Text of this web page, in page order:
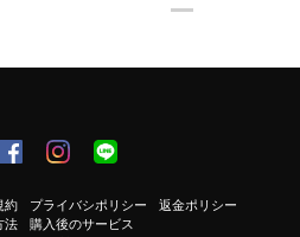
約 プライバシポリシー
返金ポリシー
法
購入後のサービス